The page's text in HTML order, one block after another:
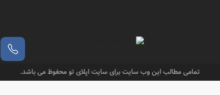
تمامی مطالب این وب سایت برای سایت اپلای تو محفوظ می باشد.